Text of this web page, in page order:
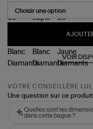
VOIR
VOTRE CONSEILLÈRE
Une question sur ce
Quelles sont les
dans cette bague ?